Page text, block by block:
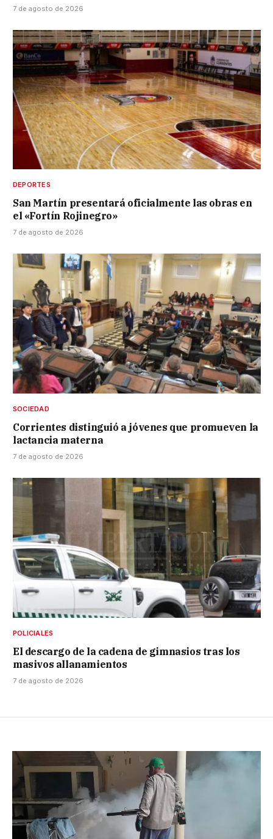
7 de agosto de 2026
DEPORTES
San Martín presentará oficialmente las obras en
el «Fortín Rojinegro»
7 de agosto de 2026
SOCIEDAD
Corrientes distinguió a jóvenes que promueven la
lactancia materna
7 de agosto de 2026
POLICIALES
El descargo de la cadena de gimnasios tras los
masivos allanamientos
7 de agosto de 2026